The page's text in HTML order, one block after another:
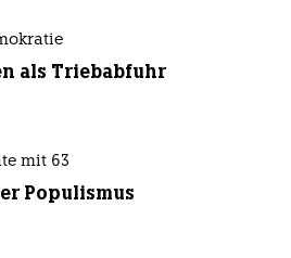
als Triebabfuhr
mit 63
Populismus